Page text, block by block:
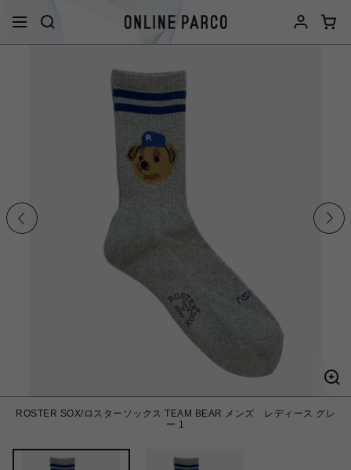
ROSTER SOX/ロスターソックス TEAM BEAR メンズ レディース グレ
ー 1